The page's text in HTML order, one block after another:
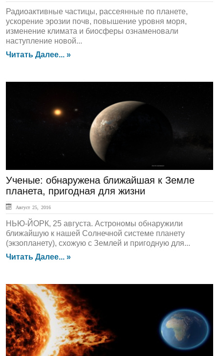
Радиоактивные частицы, рассеянные по планете,
ускорение эрозии почв, повышение уровня моря,
изменение климата и биосферы ознаменовали
наступление новой...
Читать Далее... »
Ученые: обнаружена ближайшая к Земле
планета, пригодная для жизни
Август 25, 2016
НЬЮ-ЙОРК, 25 августа. Астрономы обнаружили
ближайшую к нашей Солнечной системе планету
(экзопланету), схожую с Землей и пригодную для...
Читать Далее... »
Обзор СМИ